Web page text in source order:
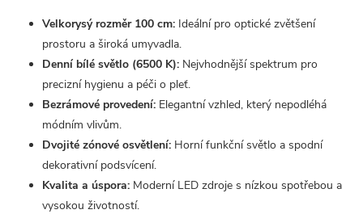
Velkorysý rozměr 100 cm: Ideální pro optické zvětšení
prostoru a široká umyvadla.
Denní bílé světlo (6500 K): Nejvhodnější spektrum pro
precizní hygienu a péči o pleť.
Bezrámové provedení: Elegantní vzhled, který nepodléhá
módním vlivům.
Dvojité zónové osvětlení: Horní funkční světlo a spodní
dekorativní podsvícení.
Kvalita a úspora: Moderní LED zdroje s nízkou spotřebou a
vysokou životností.